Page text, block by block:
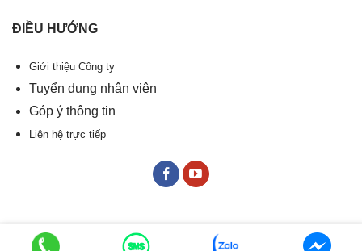
ĐIỀU HƯỚNG
Giới thiệu Công ty
Tuyển dụng nhân viên
Góp ý thông tin
Liên hệ trực tiếp